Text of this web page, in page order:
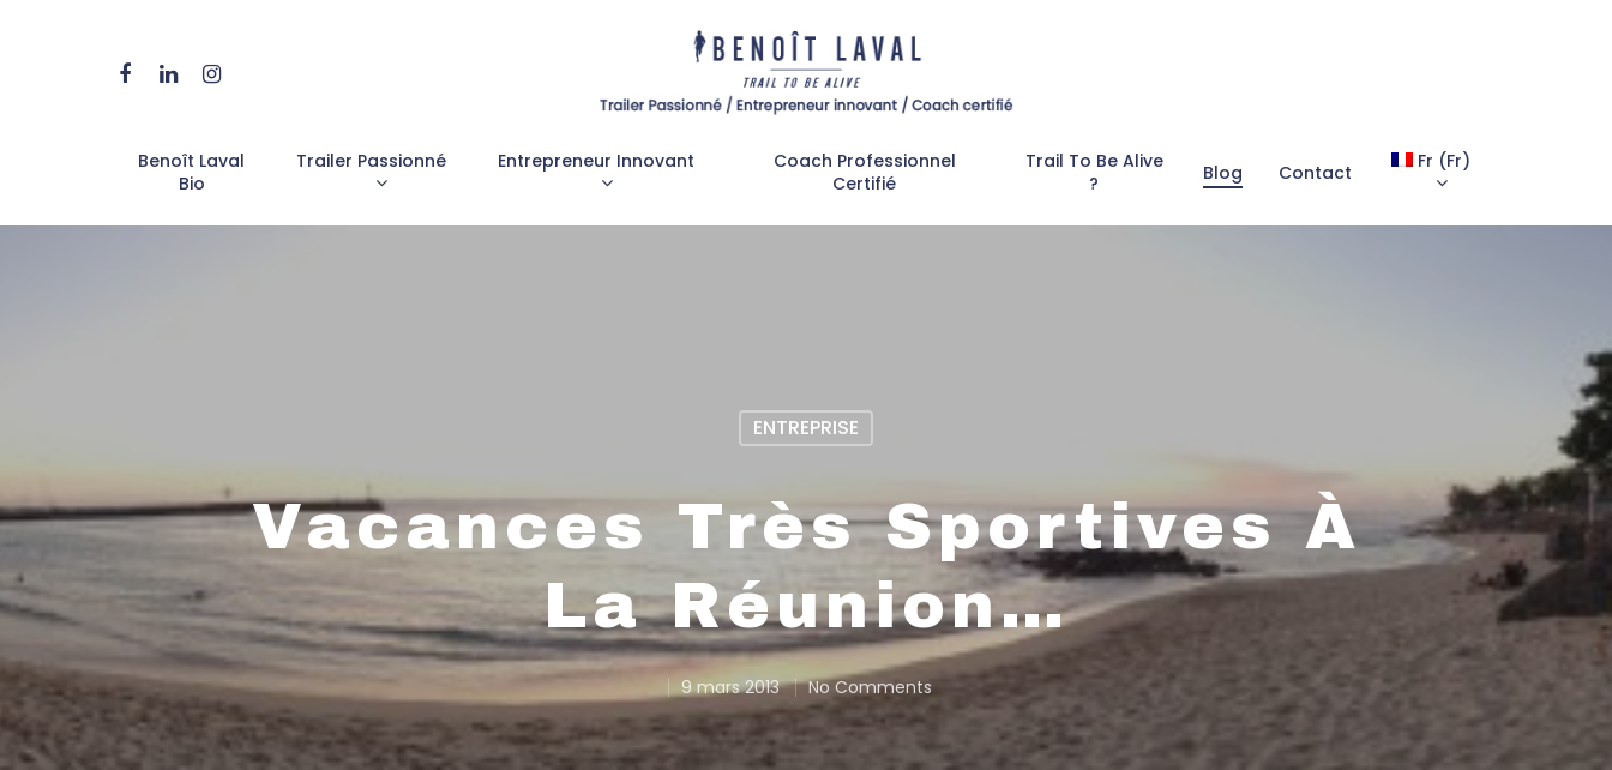
Benoît Laval
Bio
Trailer Passionné Entrepreneur Innovant
Coach Professionnel
Certifié
Trail To Be Alive
?
Blog Contact Fr (Fr)
ENTREPRISE
Vacances Très Sportives À
La Réunion…
9 mars 2013 No Comments